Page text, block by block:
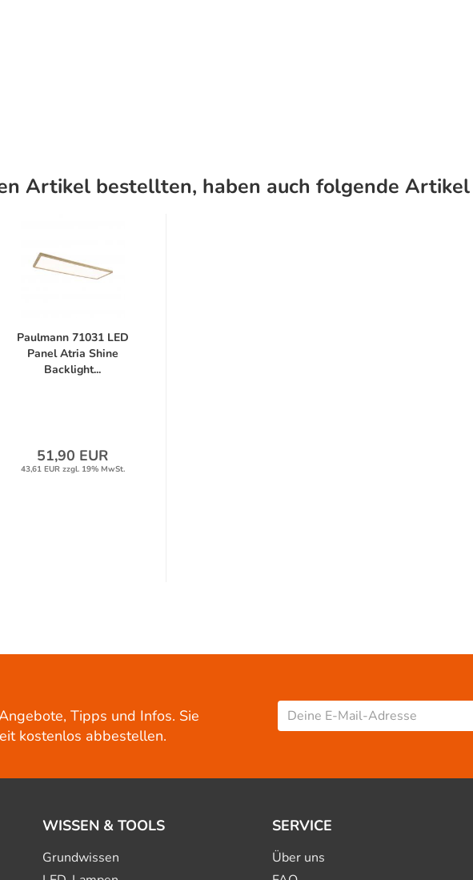
Artikel bestellten, haben auch folgende
Paulmann 71031 LED
Panel Atria Shine
Backlight...
51,90 EUR
43,61 EUR zzgl. 19% MwSt.
Tipps und Infos. Sie
kostenlos abbestellen.
WISSEN & TOOLS
Grundwissen
SERVICE
Über uns